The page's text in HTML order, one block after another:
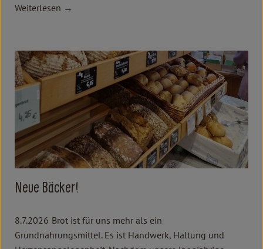
Weiterlesen →
Neue Bäcker!
8.7.2026 Brot ist für uns mehr als ein
Grundnahrungsmittel. Es ist Handwerk, Haltung und